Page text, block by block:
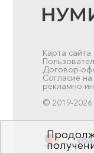
Карта сайта
Договор-
Согласие
рекламно-
© 2019-